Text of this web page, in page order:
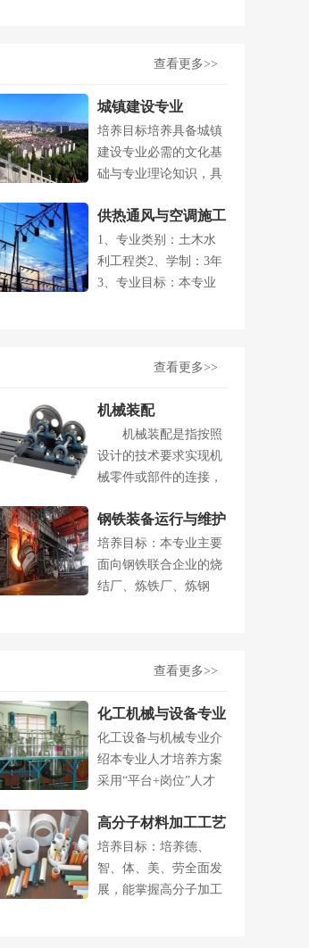
查看更多>>
城镇建设专业
培养目标培养具备城镇
建设专业必需的文化基
础与专业理论知识，具
供热通风与空调施工
运行专业
1、专业类别：土木水
利工程类2、学制：3年
3、专业目标：本专业
查看更多>>
机械装配
机械装配是指按照
设计的技术要求实现机
械零件或部件的连接，
钢铁装备运行与维护
专业
培养目标：本专业主要
面向钢铁联合企业的烧
结厂、炼铁厂、炼钢
查看更多>>
化工机械与设备专业
化工设备与机械专业介
绍本专业人才培养方案
采用“平台+岗位”人才
高分子材料加工工艺
专业
培养目标：培养德、
智、体、美、劳全面发
展，能掌握高分子加工